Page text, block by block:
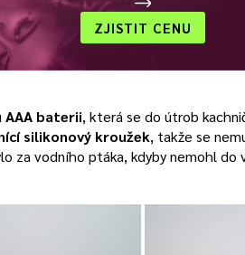
ZJISTIT CENU
AAA baterii, která se do útrob
silikonový kroužek, takže se
za vodního ptáka, kdyby nemohl do